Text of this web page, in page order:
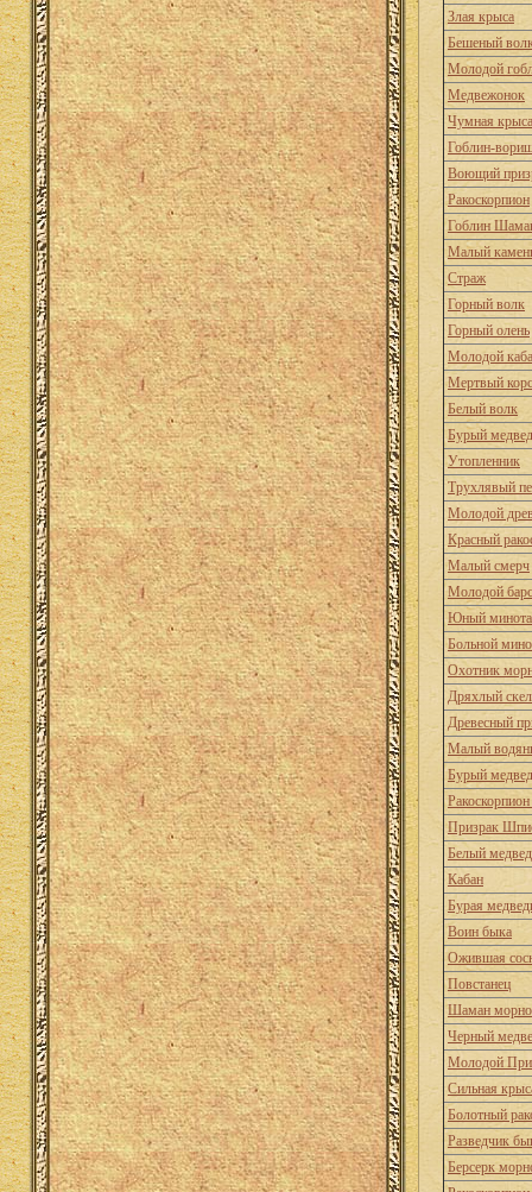
Злая крыса
Бешеный
Молодой
Медвежонок
Чумная крыса
Гоблин-
Воющий
Ракоскорпион
Гоблин
Малый
Страж
Горный волк
Горный олень
Молодой
Мертвый
Белый волк
Бурый
Утопленник
Трухлявый
Молодой
Красный
Малый смерч
Молодой барс
Юный
Больной
Охотник
Дряхлый
Древесный
Малый
Бурый
Призрак
Белый
Кабан
Бурая
Воин быка
Ожившая
Повстанец
Шаман
Черный
Молодой
Сильная
Болотный
Разведчик
Берсерк